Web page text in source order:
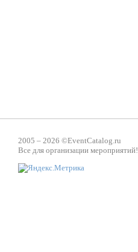
2005 – 2026 ©EventCatalog.ru
Все для организации мероприятий!